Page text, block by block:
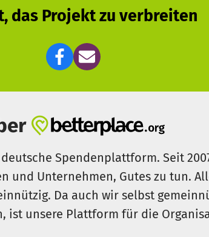
werden, um eine Vermittlung von
Projektaktivitäten nach Abschluss
in der Stadt Vinnytsja.
Entwicklung des Unternehmens, als
Ausstattung der Schulungsräume, sowie
funktionieren.
das Projekt zu verbreiten
Spendenplattform. Seit
und Unternehmen, Gutes zu tun.
Da auch wir selbst
unsere Plattform für die